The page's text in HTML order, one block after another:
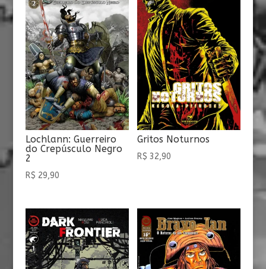
Lochlann: Guerreiro
do Crepúsculo Negro
2
R$ 29,90
Gritos Noturnos
R$ 32,90